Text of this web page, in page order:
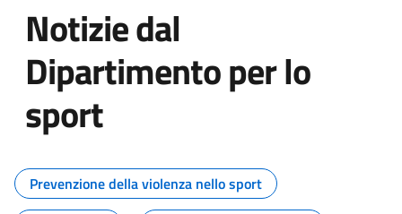
Notizie dal
Dipartimento per lo
sport
Tutti i contenuti della pagina
Prevenzione della violenza nello sport